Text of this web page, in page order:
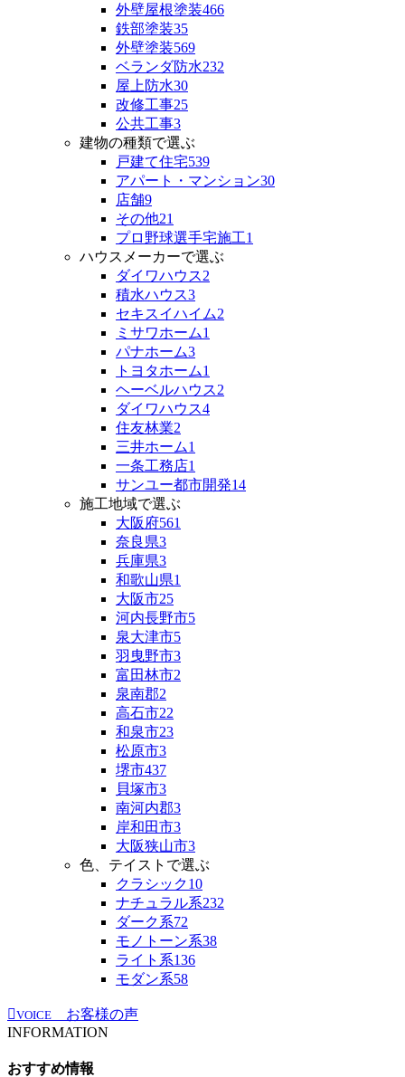
外壁屋根塗装466
鉄部塗装35
外壁塗装569
ベランダ防水232
屋上防水30
改修工事25
公共工事3
建物の種類で選ぶ
戸建て住宅539
アパート・マンション30
店舗9
その他21
プロ野球選手宅施工1
ハウスメーカーで選ぶ
ダイワハウス2
積水ハウス3
セキスイハイム2
ミサワホーム1
パナホーム3
トヨタホーム1
ヘーベルハウス2
ダイワハウス4
住友林業2
三井ホーム1
一条工務店1
サンユー都市開発14
施工地域で選ぶ
大阪府561
奈良県3
兵庫県3
和歌山県1
大阪市25
河内長野市5
泉大津市5
羽曳野市3
富田林市2
泉南郡2
高石市22
和泉市23
松原市3
堺市437
貝塚市3
南河内郡3
岸和田市3
大阪狭山市3
色、テイストで選ぶ
クラシック10
ナチュラル系232
ダーク系72
モノトーン系38
ライト系136
モダン系58
VOICE
お客様の声
INFORMATION
おすすめ情報